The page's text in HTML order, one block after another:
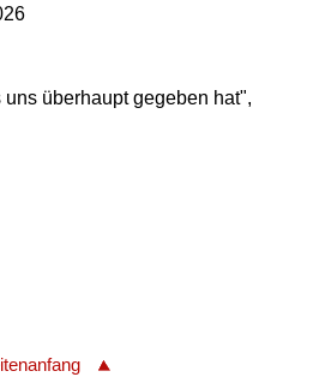
überhaupt gegeben hat",